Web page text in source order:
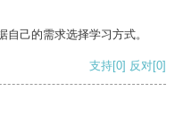
己的需求选择学习方式。
支持[0] 反对[0]